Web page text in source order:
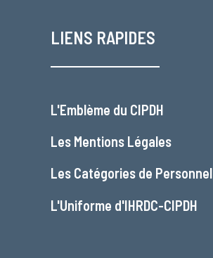
LIENS RAPIDES
L'Emblème du CIPDH
Les Mentions Légales
Les Catégories de Personnel
L'Uniforme d'IHRDC-CIPDH